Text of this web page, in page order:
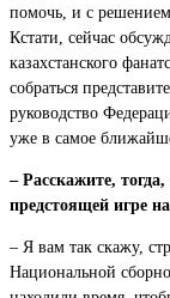
помочь, и с
Кстати, сейчас
казахстанского
собраться
руководство
уже в самое
– Расскажите,
предстоящей игре
– Я вам так скажу,
Национальной